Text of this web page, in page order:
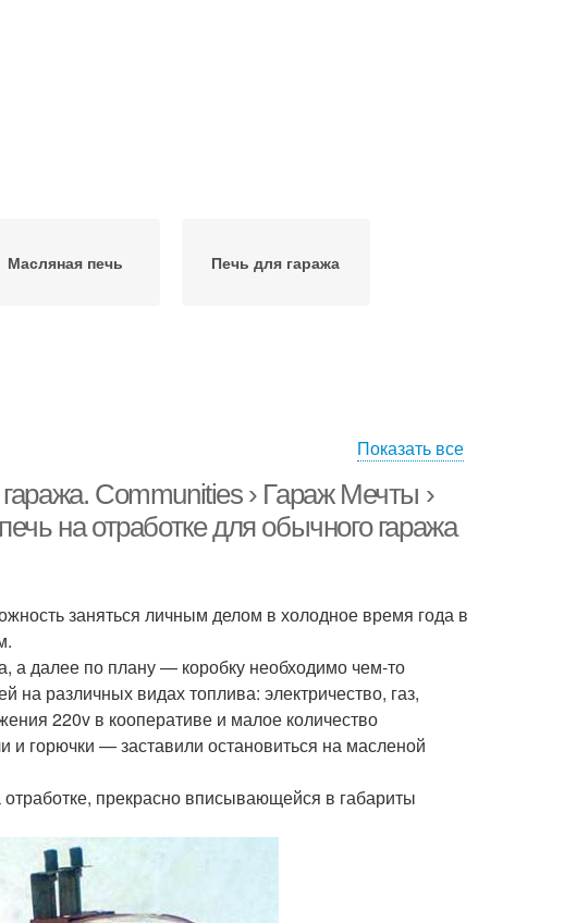
Масляная печь Печь для гаража
Показать все
Communities › Гараж Мечты ›
на отработке для обычного гаража
заняться личным делом в холодное время года в
а далее по плану — коробку необходимо чем-то
на различных видах топлива: электричество, газ,
220v в кооперативе и малое количество
и горючки — заставили остановиться на масленой
прекрасно вписывающейся в габариты